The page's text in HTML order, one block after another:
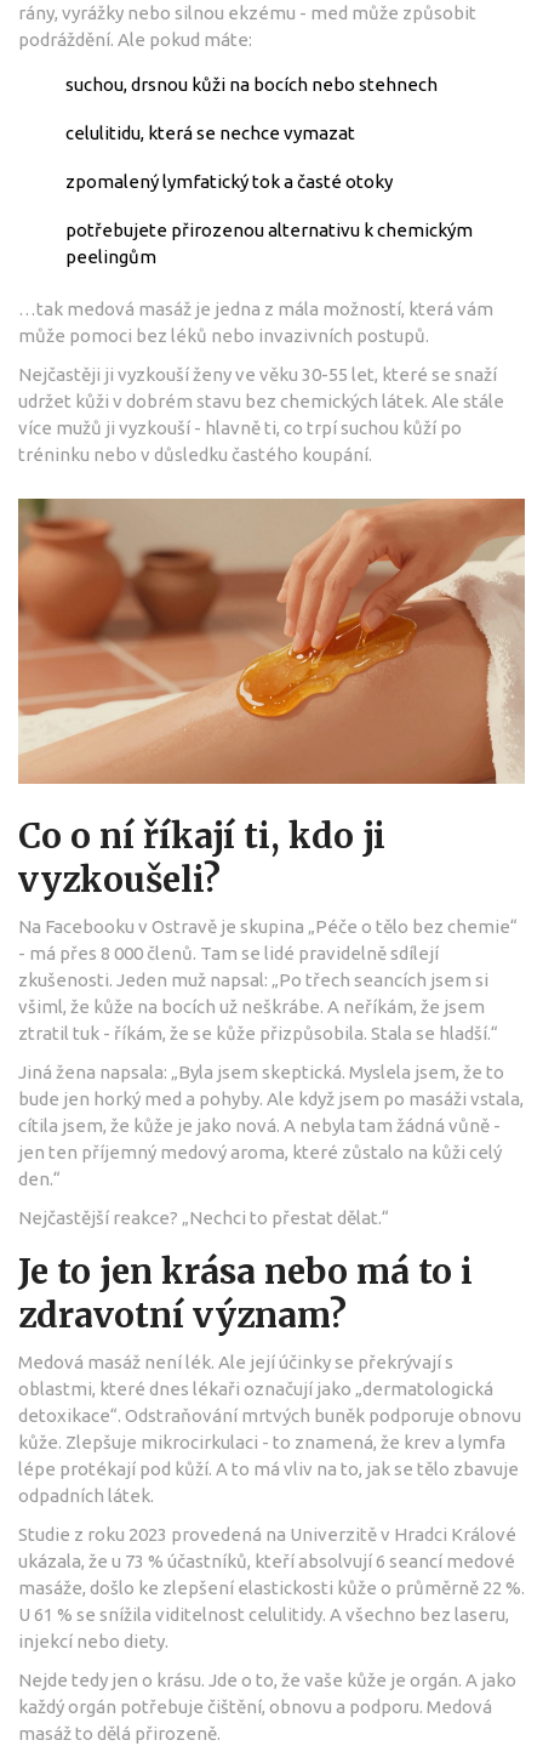
rány, vyrážky nebo silnou ekzému - med může způsobit
podráždění. Ale pokud máte:
suchou, drsnou kůži na bocích nebo stehnech
celulitidu, která se nechce vymazat
zpomalený lymfatický tok a časté otoky
potřebujete přirozenou alternativu k chemickým
peelingům
…tak medová masáž je jedna z mála možností, která vám
může pomoci bez léků nebo invazivních postupů.
Nejčastěji ji vyzkouší ženy ve věku 30-55 let, které se snaží
udržet kůži v dobrém stavu bez chemických látek. Ale stále
více mužů ji vyzkouší - hlavně ti, co trpí suchou kůží po
tréninku nebo v důsledku častého koupání.
Co o ní říkají ti, kdo ji
vyzkoušeli?
Na Facebooku v Ostravě je skupina „Péče o tělo bez chemie“
- má přes 8 000 členů. Tam se lidé pravidelně sdílejí
zkušenosti. Jeden muž napsal: „Po třech seancích jsem si
všiml, že kůže na bocích už neškrábe. A neříkám, že jsem
ztratil tuk - říkám, že se kůže přizpůsobila. Stala se hladší.“
Jiná žena napsala: „Byla jsem skeptická. Myslela jsem, že to
bude jen horký med a pohyby. Ale když jsem po masáži vstala,
cítila jsem, že kůže je jako nová. A nebyla tam žádná vůně -
jen ten příjemný medový aroma, které zůstalo na kůži celý
den.“
Nejčastější reakce? „Nechci to přestat dělat.“
Je to jen krása nebo má to i
zdravotní význam?
Medová masáž není lék. Ale její účinky se překrývají s
oblastmi, které dnes lékaři označují jako „dermatologická
detoxikace“. Odstraňování mrtvých buněk podporuje obnovu
kůže. Zlepšuje mikrocirkulaci - to znamená, že krev a lymfa
lépe protékají pod kůží. A to má vliv na to, jak se tělo zbavuje
odpadních látek.
Studie z roku 2023 provedená na Univerzitě v Hradci Králové
ukázala, že u 73 % účastníků, kteří absolvují 6 seancí medové
masáže, došlo ke zlepšení elastickosti kůže o průměrně 22 %.
U 61 % se snížila viditelnost celulitidy. A všechno bez laseru,
injekcí nebo diety.
Nejde tedy jen o krásu. Jde o to, že vaše kůže je orgán. A jako
každý orgán potřebuje čištění, obnovu a podporu. Medová
masáž to dělá přirozeně.